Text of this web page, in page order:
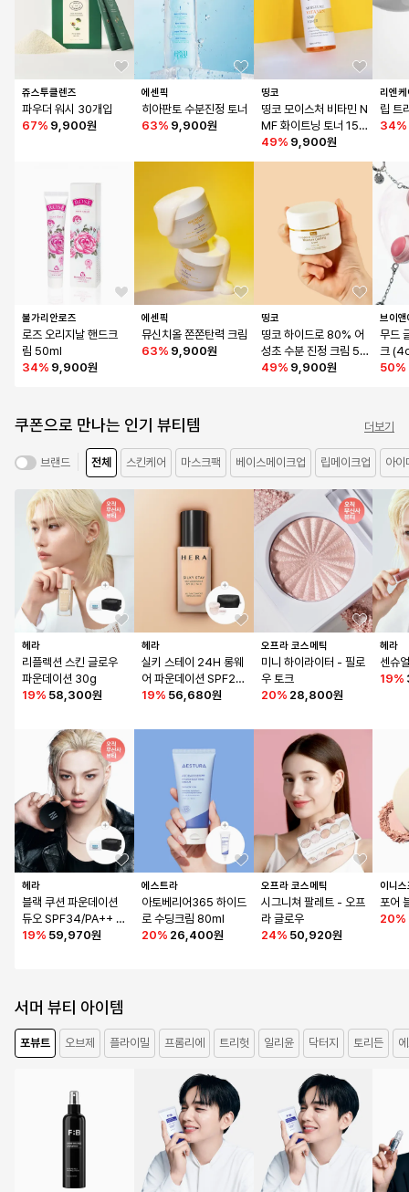
쥬스투클렌즈
파우더 워시 30개입
67% 9,900원
불가리안로즈
로즈 오리지날 핸드크
림 50ml
34% 9,900원
에센픽
히아판토 수분진정 토너
63% 9,900원
에센픽
뮤신치올 쫀쫀탄력 크림
63% 9,900원
띵코
띵코 모이스처 비타민 N
MF 화이트닝 토너 150
ml
49% 9,900원
띵코
띵코 하이드로 80% 어
성초 수분 진정 크림 50
ml
49% 9,900원
리엔
립 트
34%
브이
무드
크
증정
50%
쿠폰으로 만나는 인기 뷰티템 더보기
브랜드 전체 스킨케어 마스크팩 베이스메이크업 립메이크업 아이
헤라
리플렉션 스킨 글로우
파운데이션 30g
19% 58,300원
헤라
블랙 쿠션 파운데이션
듀오 SPF34/PA++ 15
gx2 (본품15g+리필15
19% 59,970원
헤라
실키 스테이 24H 롱웨
어 파운데이션 SPF20/
PA++ 30g (옵션)
19% 56,680원
에스트라
아토베리어365 하이드
로 수딩크림 80ml
20% 26,400원
오프라 코스메틱
미니 하이라이터 - 필로
우 토크
20% 28,800원
오프라 코스메틱
시그니쳐 팔레트 - 오프
라 글로우
24% 50,920원
헤라
센슈
19%
이니
포어
20%
서머 뷰티 아이템
포뷰트 오브제 플라이밀 프롬리에 트리헛 일리윤 닥터지 토리든